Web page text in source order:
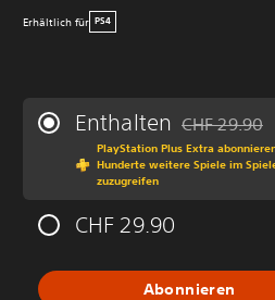
Erhältlich für PS4
Enthalten CHF 29.90
PlayStation Plus Extra
Hunderte weitere Spiele im
zuzugreifen
CHF 29.90
Abonnieren